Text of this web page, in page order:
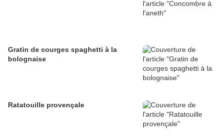
Gratin de courges spaghetti à la
bolognaise
Ratatouille provençale